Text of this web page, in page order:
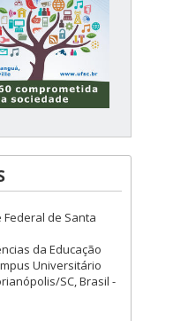
de Santa
da Educação
Universitário
SC, Brasil -